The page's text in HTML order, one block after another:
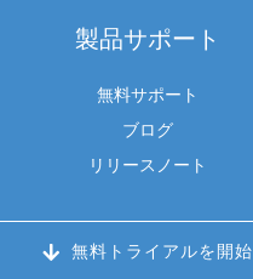
製品サポート
無料サポート
ブログ
リリースノート
無料トライアルを開始